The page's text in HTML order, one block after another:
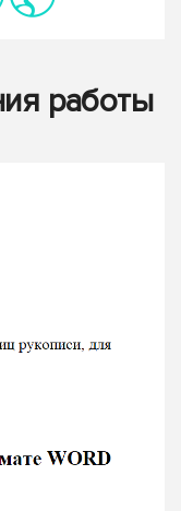
работы